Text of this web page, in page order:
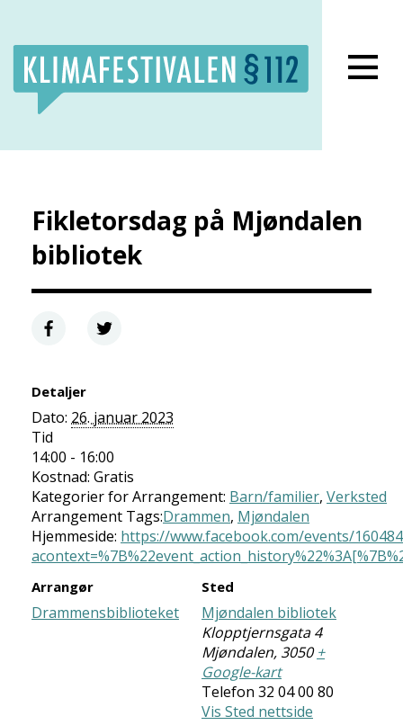
Fikletorsdag på Mjøndalen
bibliotek
Detaljer
Dato: 26. januar 2023
Tid
14:00 - 16:00
Kostnad: Gratis
Kategorier for Arrangement: Barn/familier, Verksted
Arrangement Tags:Drammen, Mjøndalen
Hjemmeside: https://www.facebook.com/events/
Sted
Mjøndalen bibliotek
Klopptjernsgata 4
Mjøndalen, 3050 +
Google-kart
Telefon 32 04 00 80
Vis Sted nettside
Arrangør
Drammensbiblioteket